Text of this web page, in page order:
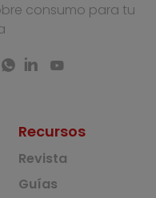
consumo para tu
Recursos
Revista
Guías